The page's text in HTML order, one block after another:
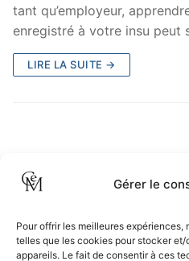
Gérer le
Pour offrir les meilleures
telles que les cookies pour stocker
appareils. Le fait de consentir à ces
tant qu’employeur,
enregistré à votre insu peut
LIRE LA SUITE →